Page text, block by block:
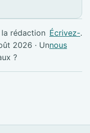
rédaction
2026 · Un
?
Écrivez-
nous
.